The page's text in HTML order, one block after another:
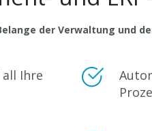
der Verwaltung und
Ihre